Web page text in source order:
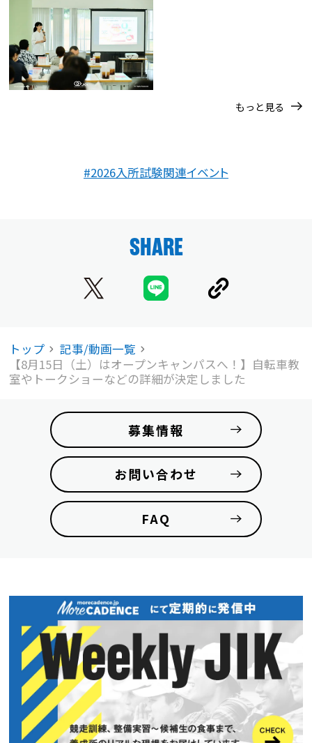
もっと見る
#2026入所試験関連イベント
SHARE
トップ
記事/動画一覧
【8月15日（土）はオープンキャンパスへ！】自転車教
室やトークショーなどの詳細が決定しました
募集情報
お問い合わせ
FAQ